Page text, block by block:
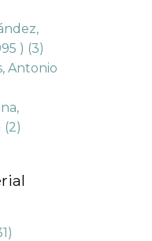
) (3)
Antonio
(2)